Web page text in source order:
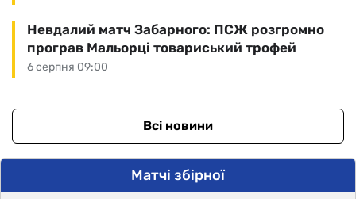
6 серпня 09:00
Невдалий матч Забарного: ПСЖ розгромно
програв Мальорці товариський трофей
Всі новини
Матчі збірної